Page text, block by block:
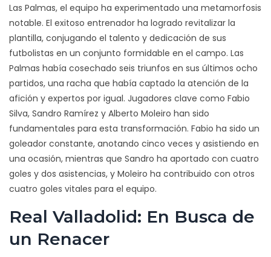
Las Palmas, el equipo ha experimentado una metamorfosis
notable. El exitoso entrenador ha logrado revitalizar la
plantilla, conjugando el talento y dedicación de sus
futbolistas en un conjunto formidable en el campo. Las
Palmas había cosechado seis triunfos en sus últimos ocho
partidos, una racha que había captado la atención de la
afición y expertos por igual. Jugadores clave como Fabio
Silva, Sandro Ramírez y Alberto Moleiro han sido
fundamentales para esta transformación. Fabio ha sido un
goleador constante, anotando cinco veces y asistiendo en
una ocasión, mientras que Sandro ha aportado con cuatro
goles y dos asistencias, y Moleiro ha contribuido con otros
cuatro goles vitales para el equipo.
Real Valladolid: En Busca de
un Renacer